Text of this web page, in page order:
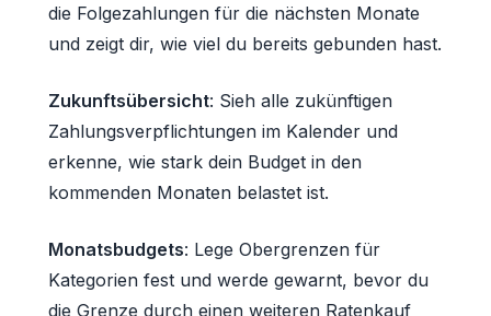
die Folgezahlungen für die nächsten Monate
und zeigt dir, wie viel du bereits gebunden hast.
Zukunftsübersicht: Sieh alle zukünftigen
Zahlungsverpflichtungen im Kalender und
erkenne, wie stark dein Budget in den
kommenden Monaten belastet ist.
Monatsbudgets: Lege Obergrenzen für
Kategorien fest und werde gewarnt, bevor du
die Grenze durch einen weiteren Ratenkauf